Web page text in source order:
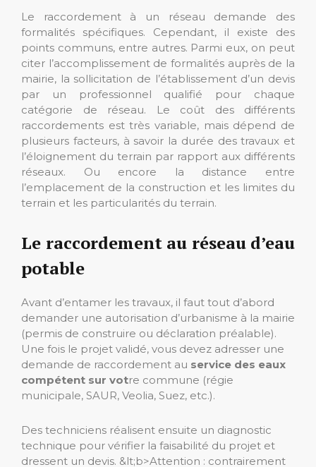
Le raccordement à un réseau demande des
formalités spécifiques. Cependant, il existe des
points communs, entre autres. Parmi eux, on peut
citer l’accomplissement de formalités auprès de la
mairie, la sollicitation de l’établissement d’un devis
par un professionnel qualifié pour chaque
catégorie de réseau. Le coût des différents
raccordements est très variable, mais dépend de
plusieurs facteurs, à savoir la durée des travaux et
l’éloignement du terrain par rapport aux différents
réseaux. Ou encore la distance entre
l’emplacement de la construction et les limites du
terrain et les particularités du terrain.
Le raccordement au réseau d’eau
potable
Avant d’entamer les travaux, il faut tout d’abord
demander une autorisation d’urbanisme à la mairie
(permis de construire ou déclaration préalable).
Une fois le projet validé, vous devez adresser une
demande de raccordement au service des eaux
compétent sur votre commune (régie
municipale, SAUR, Veolia, Suez, etc.).
Des techniciens réalisent ensuite un diagnostic
technique pour vérifier la faisabilité du projet et
dressent un devis. &lt;b>Attention : contrairement